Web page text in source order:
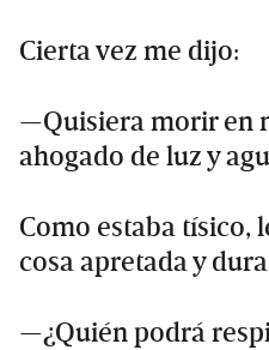
Cierta vez me dijo:
—Quisiera morir en
ahogado de luz y
Como estaba tísico,
cosa apretada y
—¿Quién podrá